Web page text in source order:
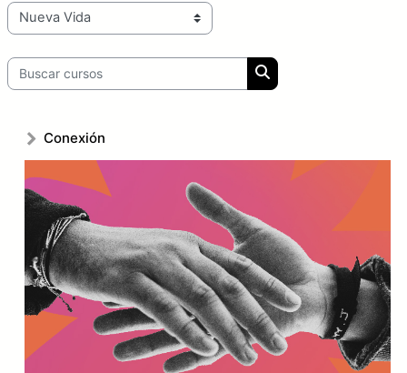
Categorías
Buscar cursos
Buscar cursos
Conexión